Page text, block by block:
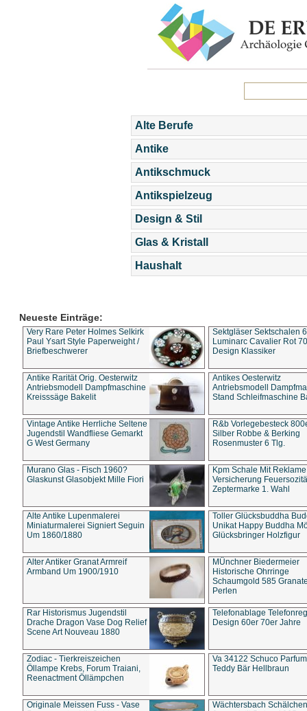
Alte Berufe
Antike
Antikschmuck
Antikspielzeug
Design & Stil
Glas & Kristall
Haushalt
Neueste Einträge:
Very Rare Peter Holmes Selkirk
Paul Ysart Style Paperweight /
Briefbeschwerer
Sektgläser Sektschalen
Luminarc Cavalier Rot
Design Klassiker
Antike Rarität Orig. Oesterwitz
Antriebsmodell Dampfmaschine
Kreisssäge Bakelit
Antikes Oesterwitz
Antriebsmodell
Stand Schleifmaschine
Vintage Antike Herrliche Seltene
Jugendstil Wandfliese Gemarkt
G West Germany
R&b Vorlegebesteck
Silber Robbe & Berking
Rosenmuster 6 Tlg.
Murano Glas - Fisch 1960?
Glaskunst Glasobjekt Mille Fiori
Kpm Schale Mit Reklame
Versicherung
Zeptermarke 1. Wahl
Alte Antike Lupenmalerei
Miniaturmalerei Signiert Seguin
Um 1860/1880
Toller Glücksbuddha
Unikat Happy Buddha
Glücksbringer Holzfigur
Alter Antiker Granat Armreif
Armband Um 1900/1910
MÜnchner Biedermeier
Historische Ohrringe
Schaumgold 585
Perlen
Rar Historismus Jugendstil
Drache Dragon Vase Dog Relief
Scene Art Nouveau 1880
Telefonablage
Design 60er 70er Jahre
Zodiac - Tierkreiszeichen
Öllampe Krebs, Forum Traiani,
Reenactment Öllämpchen
Va 34122 Schuco
Teddy Bär Hellbraun
Originale Meissen Fuss - Vase
Wächtersbach Schälchen